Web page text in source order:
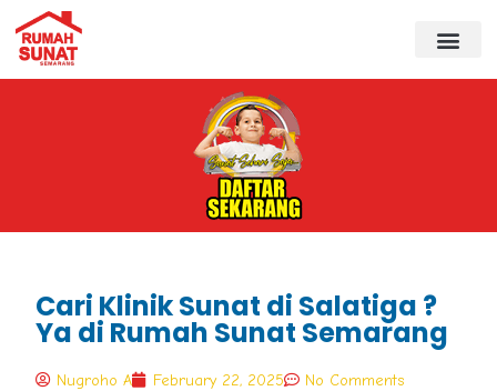
Cari Klinik Sunat di Salatiga ?
Ya di Rumah Sunat Semarang
Nugroho A February 22, 2025 No Comments